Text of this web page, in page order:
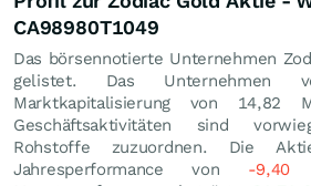
CA98980T1049
Das börsennotierte Unternehmen
gelistet. Das Unternehmen
Marktkapitalisierung von 14,82
Geschäftsaktivitäten sind
Rohstoffe zuzuordnen. Die
Jahresperformance von -